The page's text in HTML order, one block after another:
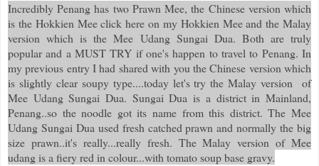
Incredibly Penang has two Prawn Mee, the Chinese version which
is the Hokkien Mee click here on my Hokkien Mee and the Malay
version which is the Mee Udang Sungai Dua. Both are truly
popular and a MUST TRY if one's happen to travel to Penang. In
my previous entry I had shared with you the Chinese version which
is slightly clear soupy type....today let's try the Malay version of
Mee Udang Sungai Dua. Sungai Dua is a district in Mainland,
Penang..so the noodle got its name from this district. The Mee
Udang Sungai Dua used fresh catched prawn and normally the big
size prawn..it's really...really fresh. The Malay version of Mee
udang is a fiery red in colour...with tomato soup base gravy.